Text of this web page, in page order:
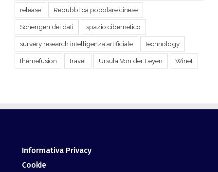
survery research intelligenza artificiale
themefusion travel Ursula Von der Leyen